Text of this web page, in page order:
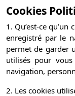
Cookies
1. Qu’est-ce
enregistré par le
permet de garder
utilisés pour
navigation,
2. Les cookies